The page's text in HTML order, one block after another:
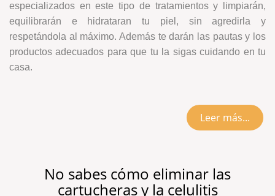
especializados en este tipo de tratamientos y limpiarán,
equilibrarán e hidrataran tu piel, sin agredirla y
respetándola al máximo. Además te darán las pautas y los
productos adecuados para que tu la sigas cuidando en tu
casa.
Leer más...
No sabes cómo eliminar las
cartucheras y la celulitis